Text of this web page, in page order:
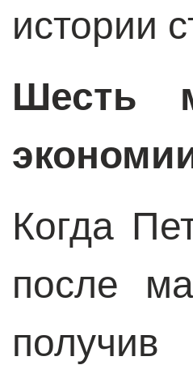
истории
Шесть
Когда
после